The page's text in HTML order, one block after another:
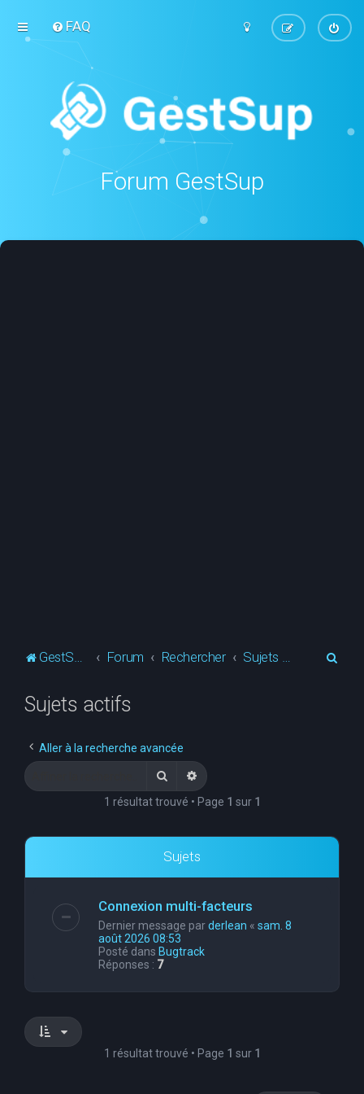
FAQ
Forum GestSup
GestSup.fr Forum Rechercher Sujets actifs
Sujets actifs
Aller à la recherche avancée
RechercherRecherche avancée
1 résultat trouvé • Page 1 sur 1
Sujets
Connexion multi-facteurs
Dernier message parderlean « sam. 8
août 2026 08:53
Posté dans Bugtrack
Réponses : 7
1 résultat trouvé • Page 1 sur 1